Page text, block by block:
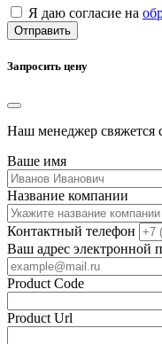
Я даю согласие на
Отправить
Запросить цену
Наш менеджер свяжется
Ваше имя
Название компании
Контактный телефон
Ваш адрес электронной
Product Code
Product Url